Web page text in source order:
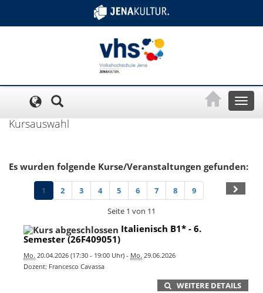
Toggle
Kursauswahl
Es wurden folgende Kurse/Veranstaltungen gefunden:
1 2 3 4 5 6 7 8
9
Seite 1 von 11
Italienisch B1* - 6.
Semester (26F409051)
Mo. 20.04.2026 (17:30 - 19:00 Uhr) - Mo. 29.06.2026
Dozent: Francesco Cavassa
WEITERE DETAILS